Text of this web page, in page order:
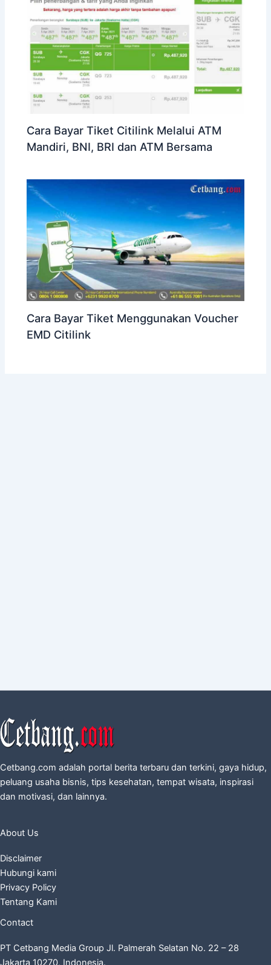
Cara Bayar Tiket Citilink Melalui ATM
Mandiri, BNI, BRI dan ATM Bersama
Cara Bayar Tiket Menggunakan Voucher
EMD Citilink
Cetbang.com adalah portal berita terbaru dan terkini, gaya hidup,
peluang usaha bisnis, tips kesehatan, tempat wisata, inspirasi
dan motivasi, dan lainnya.
About Us
Disclaimer
Hubungi kami
Privacy Policy
Tentang Kami
Contact
PT Cetbang Media Group Jl. Palmerah Selatan No. 22 – 28
Jakarta 10270, Indonesia.